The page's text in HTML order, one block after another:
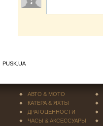
PUSK.UA
АВТО & МОТО
КАТЕРА & ЯХТЫ
ДРАГОЦЕННОСТИ
ЧАСЫ & АКСЕССУАРЫ